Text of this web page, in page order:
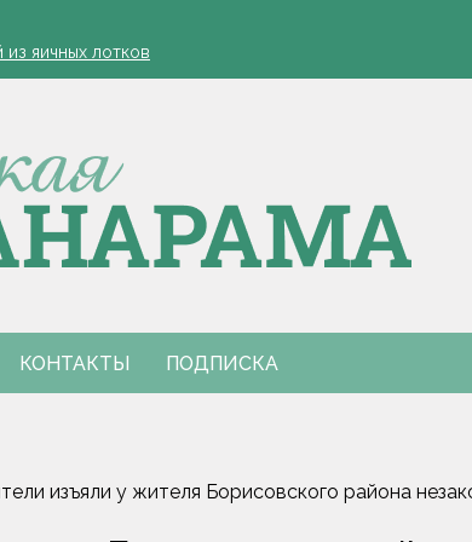
из яичных лотков
дожди, грозы и до +27 °С
диетолог
фестиваль "Са спадчынай продкаў - у будучыню"
яичных лотков
дожди, грозы и до +27 °С
диетолог
фестиваль "Са спадчынай продкаў - у будучыню"
КОНТАКТЫ ПОДПИСКА
изъяли у жителя Борисовского района